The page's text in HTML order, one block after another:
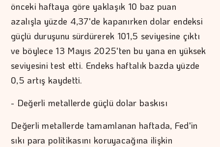
önceki haftaya göre yaklaşık 10 baz puan
azalışla yüzde 4,37'de kapanırken dolar endeksi
güçlü duruşunu sürdürerek 101,5 seviyesine çıktı
ve böylece 13 Mayıs 2025'ten bu yana en yüksek
seviyesini test etti. Endeks haftalık bazda yüzde
0,5 artış kaydetti.
- Değerli metallerde güçlü dolar baskısı
Değerli metallerde tamamlanan haftada, Fed'in
sıkı para politikasını koruyacağına ilişkin